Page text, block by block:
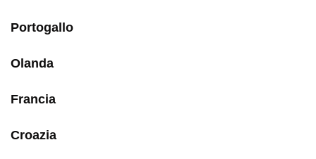
Portogallo
Olanda
Francia
Croazia